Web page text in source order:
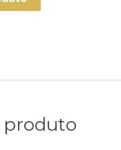
produto